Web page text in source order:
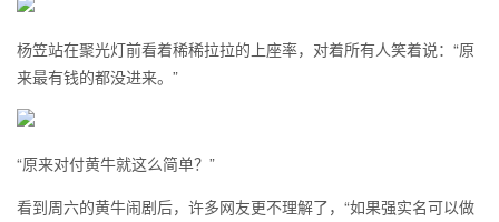
杨笠站在聚光灯前看着稀稀拉拉的上座率，对着所有人笑着说：“原
来最有钱的都没进来。”
“原来对付黄牛就这么简单？”
看到周六的黄牛闹剧后，许多网友更不理解了，“如果强实名可以做